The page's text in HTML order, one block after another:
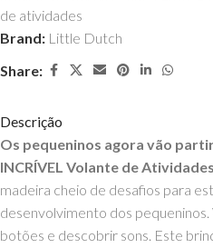
de atividades
Brand: Little Dutch
Share:
Descrição
Os pequeninos agora vão
INCRÍVEL Volante de
madeira cheio de desafios para
desenvolvimento dos
botões e descobrir sons. Este